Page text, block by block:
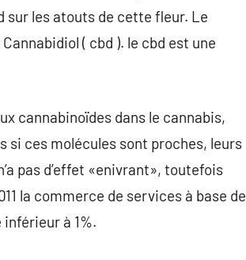
sur les atouts de cette fleur. Le
( cbd ). le cbd est une
cannabinoïdes dans le cannabis,
si ces molécules sont proches, leurs
pas d’effet «enivrant», toutefois
la commerce de services à base de
à 1%.